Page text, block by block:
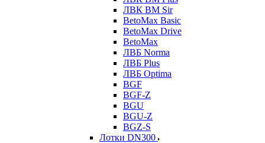
ЛВК ВМ Sir
BetoMax Basic
BetoMax Drive
BetoMax
ЛВБ Norma
ЛВБ Plus
ЛВБ Optima
BGF
BGF-Z
BGU
BGU-Z
BGZ-S
Лотки DN300